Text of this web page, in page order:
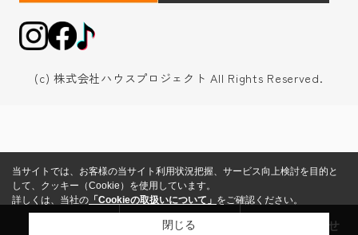
(c) 株式会社ハウスプロジェクト All Rights Reserved.
売却査定 お問い合わせ
当サイトでは、お客様の当サイト利用状況把握、サービス向上検討を目的と
して、クッキー（Cookie）を使用しています。
詳しくは、当社の 「Cookieの取扱いについて」 をご確認ください。
閉じる